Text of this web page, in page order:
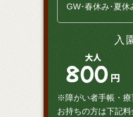
GW･春休み･夏
入
大人
800 円
※障がい者手帳・療
お持ちの方は下記料